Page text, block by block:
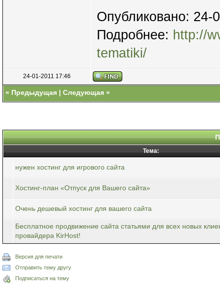
Опубликовано: 24-
Подробнее: http://
tematiki/
24-01-2011 17:46
« Предыдущая | Следующая »
Тема:
нужен хостинг для игрового сайта
Хостинг-план «Отпуск для Вашего сайта»
Очень дешевый хостинг для вашего сайта
Бесплатное продвижение сайта статьями для всех новых
провайдера KirHost!
Версия для печати
Отправить тему другу
Подписаться на тему